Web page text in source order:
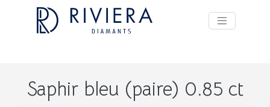
Saphir bleu (paire) 0.85 ct